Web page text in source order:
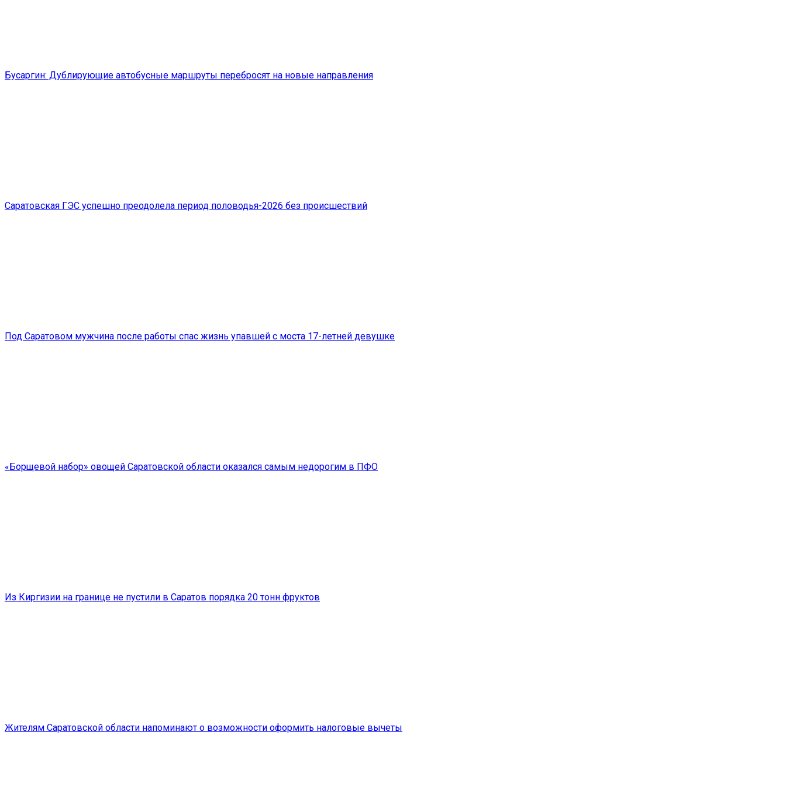
Бусаргин: Дублирующие автобусные маршруты перебросят на новые направления
Саратовская ГЭС успешно преодолела период половодья-2026 без происшествий
Под Саратовом мужчина после работы спас жизнь упавшей с моста 17-летней девушке
«Борщевой набор» овощей Саратовской области оказался самым недорогим в ПФО
Из Киргизии на границе не пустили в Саратов порядка 20 тонн фруктов
Жителям Саратовской области напоминают о возможности оформить налоговые вычеты